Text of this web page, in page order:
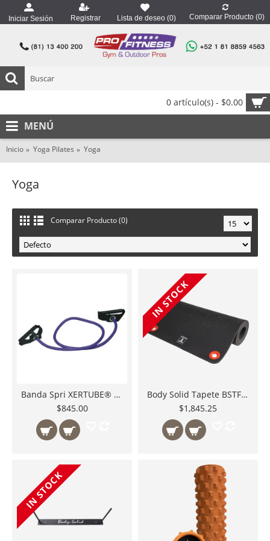
Iniciar Sesión Registrar Lista de deseo (0) Comparar Producto (0)
0 artículo(s) - $0.00
MENÚ
Inicio Yoga Pilates Yoga
Yoga
Comparar Producto (0)
Banda Spri XERTUBE® Extra Heavy Resistance
$845.00
IN STOCK
Body Solid Tapete BSTFM20 acolchonado para Yoga o Ejercicios de Piso, suave en rodillas lastimadas o espalda sensible 9.6mm
$1,845.25
IN STOCK